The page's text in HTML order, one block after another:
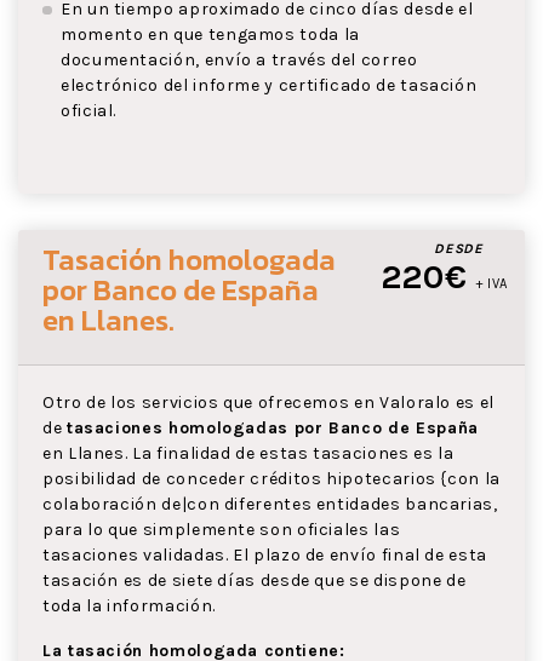
En un tiempo aproximado de cinco días desde el
momento en que tengamos toda la
documentación, envío a través del correo
electrónico del informe y certificado de tasación
oficial.
DESDE
220€ + IVA
Tasación homologada
por Banco de España
en Llanes.
Otro de los servicios que ofrecemos en Valoralo es el
de tasaciones homologadas por Banco de España
en Llanes. La finalidad de estas tasaciones es la
posibilidad de conceder créditos hipotecarios {con la
colaboración de|con diferentes entidades bancarias,
para lo que simplemente son oficiales las
tasaciones validadas. El plazo de envío final de esta
tasación es de siete días desde que se dispone de
toda la información.
La tasación homologada contiene: